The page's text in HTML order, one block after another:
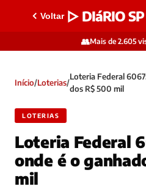
Voltar ▷ DIáRIO SP
👥Mais de 2.605
Início/Loterias/
Loteria Federal
dos R$ 500 mil
LOTERIAS
Loteria Federal
onde é o
mil